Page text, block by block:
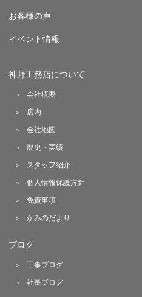
お客様の声
イベント情報
神野工務店について
会社概要
店内
会社地図
歴史・実績
スタッフ紹介
個人情報保護方針
免責事項
かみのだより
ブログ
工事ブログ
社長ブログ